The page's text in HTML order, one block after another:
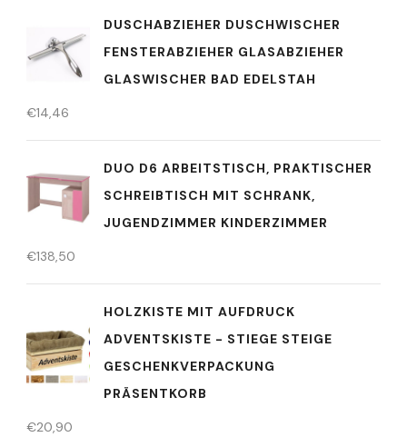
DUSCHABZIEHER DUSCHWISCHER
FENSTERABZIEHER GLASABZIEHER
GLASWISCHER BAD EDELSTAH
€14,46
DUO D6 ARBEITSTISCH, PRAKTISCHER
SCHREIBTISCH MIT SCHRANK,
JUGENDZIMMER KINDERZIMMER
€138,50
HOLZKISTE MIT AUFDRUCK
ADVENTSKISTE - STIEGE STEIGE
GESCHENKVERPACKUNG
PRÄSENTKORB
€20,90